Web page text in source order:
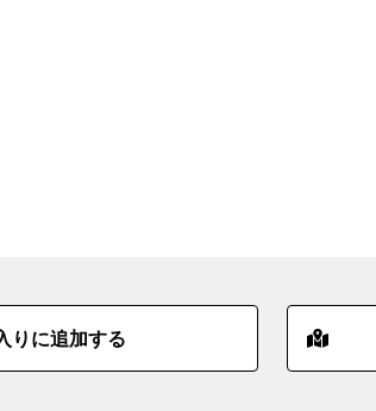
りに追加する